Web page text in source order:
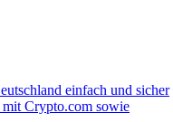
einfach und sicher
Crypto.com sowie